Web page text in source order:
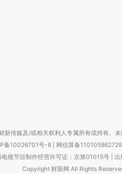
新传媒及/或相关权利人专属所有或持有。
备10026701号-8 网信算备
电视节目制作经营许可证：京第01015号| 出
Copyright 财新网 All Rights